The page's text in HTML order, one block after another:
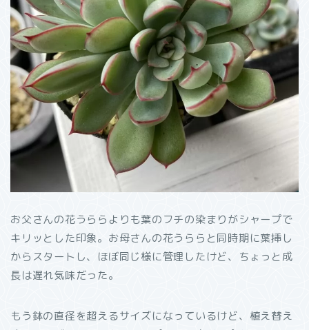
お父さんの花うららよりも葉のフチの染まりがシャープで
キリッとした印象。お母さんの花うららと同時期に葉挿し
からスタートし、ほぼ同じ様に管理したけど、ちょっと成
長は遅れ気味だった。
もう鉢の直径を超えるサイズになっているけど、植え替え